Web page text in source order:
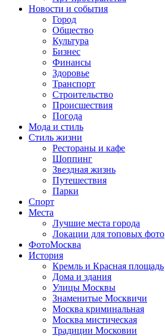
Новости и события
Город
Общество
Культура
Бизнес
Финансы
Здоровье
Транспорт
Строительство
Происшествия
Погода
Мода и стиль
Стиль жизни
Рестораны и кафе
Шоппинг
Звездная жизнь
Путешествия
Парки
Спорт
Места
Лучшие места города
Локации для топовых фото
ФотоМосква
История
Кремль и Красная площадь
Дома и здания
Улицы Москвы
Знаменитые Москвичи
Москва криминальная
Москва мистическая
Традиции Московии